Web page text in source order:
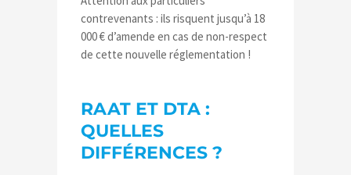
contrevenants : ils risquent jusqu’à 18
000 € d’amende en cas de non-respect
de cette nouvelle réglementation !
RAAT ET DTA :
QUELLES
DIFFÉRENCES ?